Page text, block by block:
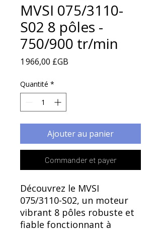
MVSI 075/3110-
S02 8 pôles -
750/900 tr/min
1 966,00 £GB
Quantité *
Ajouter au panier
Commander et payer
Découvrez le MVSI
075/3110-S02, un moteur
vibrant 8 pôles robuste et
fiable fonctionnant à